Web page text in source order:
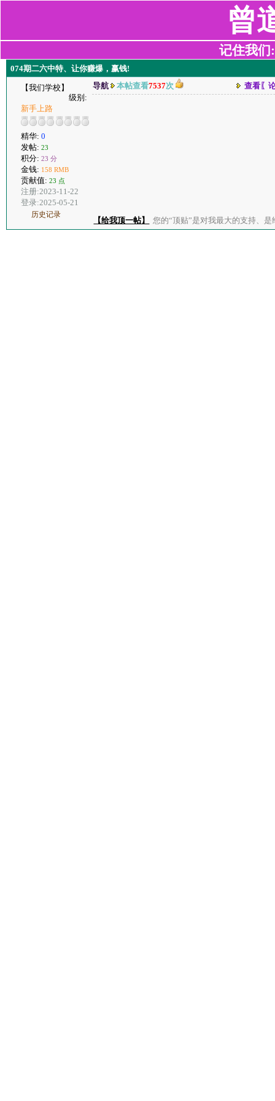
曾
记住我们
074期二六中特、让你赚爆，赢钱!
【我们学校】
级别:
新手上路
精华: 0
发帖: 23
积分: 23 分
金钱: 158 RMB
贡献值: 23 点
注册:2023-11-22
登录:2025-05-21
历史记录
导航 本帖查看7537次 查看〖
【给我顶一帖】 您的“顶贴”是对我最大的支持、